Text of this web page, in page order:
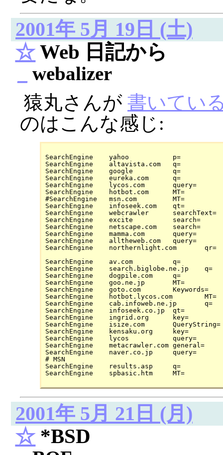
2001年 5月 19日 (土)
☆Web 日記から
webalizer
猿丸さんが 書いてい
のはこんな感じ:
SearchEngine	yahoo		p=
SearchEngine	altavista.com	q=
SearchEngine	google		q=
SearchEngine	eureka.com	q=
SearchEngine	lycos.com	query=
SearchEngine	hotbot.com	MT=
#SearchEngine	msn.com		MT=
SearchEngine	infoseek.com	qt=
SearchEngine	webcrawler	searchText=
SearchEngine	excite		search=
SearchEngine	netscape.com	search=
SearchEngine	mamma.com	query=
SearchEngine	alltheweb.com	query=
SearchEngine	northernlight.com	qr=
SearchEngine	av.com		q=
SearchEngine	search.biglobe.ne.jp	q=
SearchEngine	dogpile.com	q=
SearchEngine	goo.ne.jp	MT=
SearchEngine	goto.com	Keywords=
SearchEngine	hotbot.lycos.com	MT=
SearchEngine	cab.infoweb.ne.jp	q=
SearchEngine	infoseek.co.jp	qt=
SearchEngine	ingrid.org	key=
SearchEngine	isize.com	QueryString=
SearchEngine	kensaku.org	key=
SearchEngine	lycos		query=
SearchEngine	metacrawler.com	general=
SearchEngine	naver.co.jp	query=
# MSN
SearchEngine	results.asp	q=
2001年 5月 21日 (月)
☆*BSD